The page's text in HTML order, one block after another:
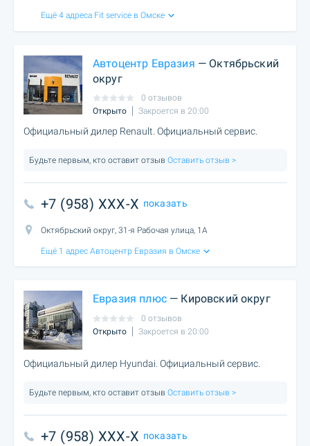
Ещё 4 адреса Fit service в Омске
Автоцентр Евразия — Октябрьский
округ
0 отзывов
Открыто
Закроется в 20:00
Официальный дилер Renault. Официальный сервис.
Будьте первым, кто оставит отзыв Оставить отзыв >
+7 (958) XXX-X показать
Октябрьский округ, 31-я Рабочая улица, 1А
Ещё 1 адрес Автоцентр Евразия в Омске
Евразия плюс— Кировский округ
0 отзывов
Открыто
Закроется в 20:00
Официальный дилер Hyundai. Официальный сервис.
Будьте первым, кто оставит отзыв Оставить отзыв >
+7 (958) XXX-X показать